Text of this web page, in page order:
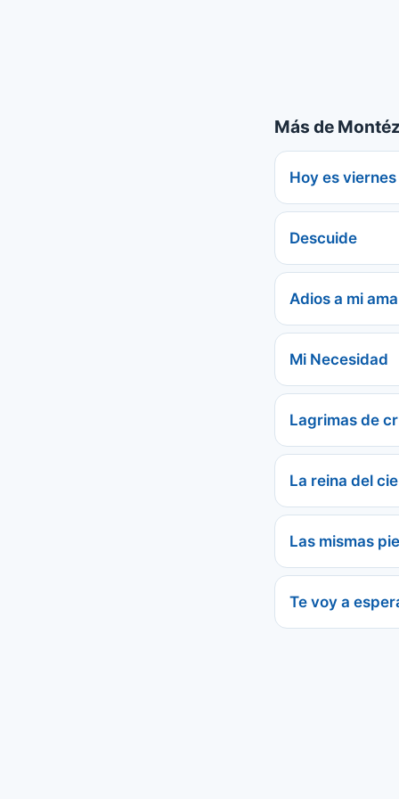
Más de
Hoy es viernes
Descuide
Adios a mi
Mi Necesidad
Lagrimas de
La reina del
Las mismas
Te voy a